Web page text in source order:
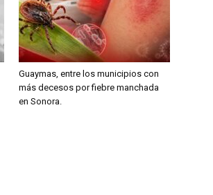
Guaymas, entre los municipios con
más decesos por fiebre manchada
en Sonora.